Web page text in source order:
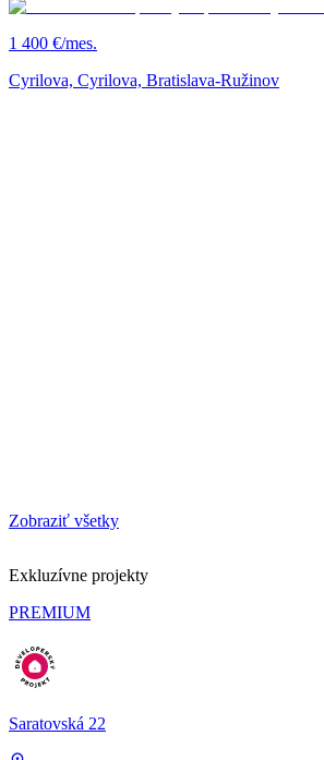
1 400 €/mes.
Cyrilova, Cyrilova, Bratislava-Ružinov
Zobraziť všetky
Exkluzívne projekty
PREMIUM
Saratovská 22